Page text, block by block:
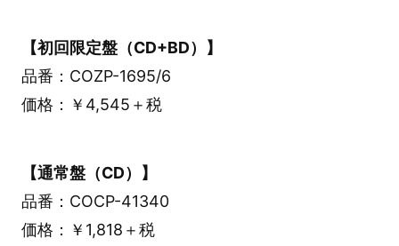
【初回限定盤（CD+BD）】
品番：COZP-1695/6
価格：￥4,545＋税
【通常盤（CD）】
品番：COCP-41340
価格：￥1,818＋税